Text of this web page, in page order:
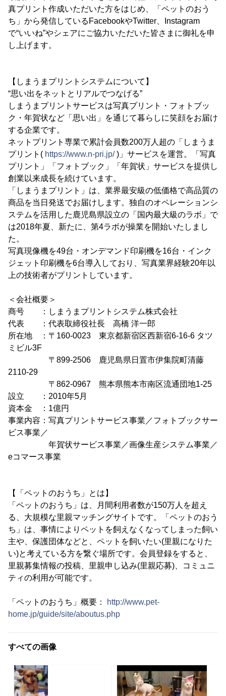
真プリント作成いただいた方をはじめ、「ペットのおう
ち」から発信しているFacebookやTwitter、Instagram
で“いいね”やシェアにご協力いただいた皆さまに御礼を申
し上げます。
【しまうまプリントシステムについて】
“思い出をネットとリアルでつなげる”
しまうまプリントサービスは写真プリント・フォトブッ
ク・年賀状など「思い出」を通じて暮らしに笑顔をお届け
する企業です。
ネットプリント専業で累計会員数200万人超の「しまうま
プリント( https://www.n-pri.jp/)」サービスを運営。「写真
プリント」「フォトブック」「年賀状」サービスを提供し
創業以来成長を続けています。
「しまうまプリント」は、業界最安級の低価格で高品質の
商品を当日発送でお届けします。独自のオペレーションシ
ステムを活用した鹿児島県設立の「国内最大級のラボ」で
は2018年夏、新たに、第4ラボが操業を開始いたしまし
た。
写真現像機を49台・オンデマンド印刷機を16台・インク
ジェット印刷機を6台導入しており、写真業界経験20年以
上の技術者がプリントしています。
＜会社概要＞
商号 ：しまうまプリントシステム株式会社
代表 ：代表取締役社長 高橋 洋一郎
所在地 ：〒160-0023 東京都新宿区西新宿6-16-6 タツ
ミビル3F
〒899-2506 鹿児島県日置市伊集院町清藤
2110-29
〒862-0967 熊本県熊本市南区流通団地1-25
設立 ：2010年5月
資本金 ：1億円
事業内容：写真プリントサービス事業／フォトブックサー
ビス事業／
年賀状サービス事業／画像生産システム事業／
eコマース事業
【「ペットのおうち」とは】
「ペットのおうち」は、月間利用者数が150万人を超え
る、大規模な里親マッチングサイトです。「ペットのおう
ち」は、事情によりペットを飼えなくなってしまった飼い
主や、保護団体などと、ペットを飼いたい(里親になりた
い)と考えている方を繋ぐ場所です。会員登録をすると、
里親募集情報の投稿、里親申し込み(里親応募)、コミュニ
ティの利用が可能です。
「ペットのおうち」概要：
http://www.pet-
home.jp/guide/site/aboutus.php
すべての画像